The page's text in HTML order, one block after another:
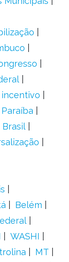
incentivo
Paraíba
Brasil
Belém
WASHI
MT